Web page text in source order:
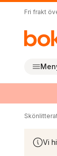
Fri frakt
Vi